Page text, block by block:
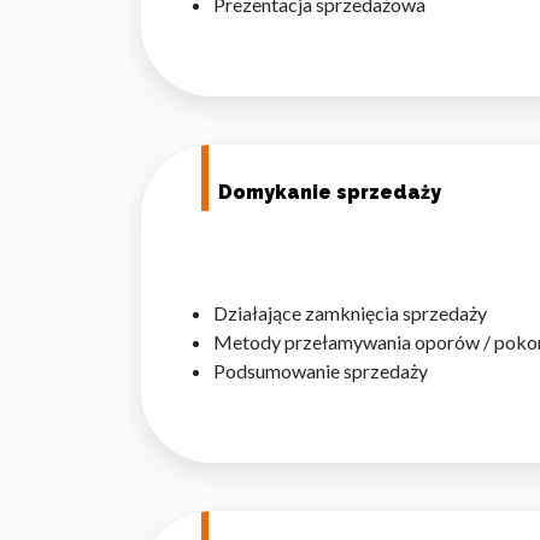
Domykanie sprzedaży
Działające zamknięcia sprzedaży
Metody przełamywania oporów /
Podsumowanie sprzedaży
naszej witrynie. Informacje
analitycznym. Partnerzy
Niezbędne pliki cookie mają
sposób bez nich. Te pliki